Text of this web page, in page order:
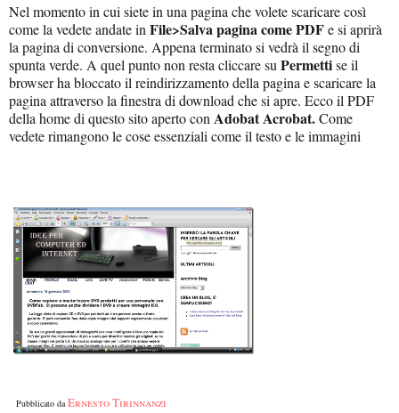
Nel momento in cui siete in una pagina che volete scaricare così
come la vedete andate in File>Salva pagina come PDFe si aprirà
la pagina di conversione. Appena terminato si vedrà il segno di
spunta verde. A quel punto non resta cliccare su Permettise il
browser ha bloccato il reindirizzamento della pagina e scaricare la
pagina attraverso la finestra di download che si apre. Ecco il PDF
della home di questo sito aperto con Adobat Acrobat.Come
vedete rimangono le cose essenziali come il testo e le immagini
Pubblicato daErnesto Tirinnanzi